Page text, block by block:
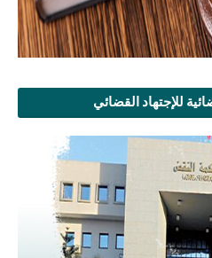
للإجتهاد القضائي